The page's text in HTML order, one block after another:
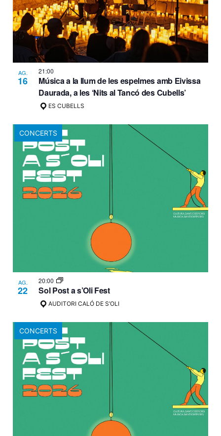
AG.
16
21:00
Música a la llum de les espelmes amb Eivissa
Daurada, a les ‘Nits al Tancó des Cubells’
ES CUBELLS
CONCERTS
AG.
22
20:00
Sol Post a s’Oli Fest
AUDITORI CALÓ DE S’OLI
CONCERTS